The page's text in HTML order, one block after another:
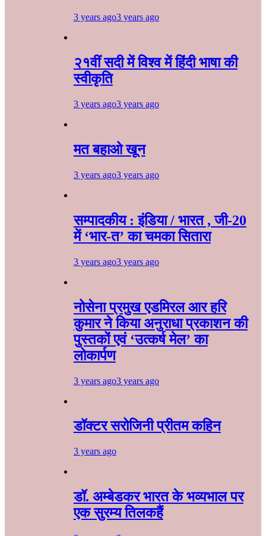
3 years ago3 years ago
२१वीं सदी में विश्व में हिंदी भाषा की
स्वीकृति
3 years ago3 years ago
मत बहाओ खून
3 years ago3 years ago
सम्पादकीय : इंडिया / भारत , जी-20
में ‘भार-त’ का चमका सितारा
3 years ago3 years ago
नोसेना प्रमुख एडमिरल आर हरि
कुमार ने किया अनुराधा प्रकाशन की
पुस्तकों एवं ‘उत्कर्ष मेल’ का
लोकार्पण
3 years ago3 years ago
डॉक्टर सरोजिनी प्रीतम कहिन
3 years ago
डॉ. अम्बेडकर भारत के भव्यभाल पर
एक सुरम्य तिलकहैं